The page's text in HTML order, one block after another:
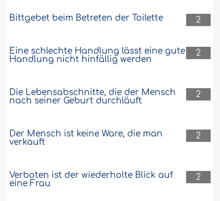
2
Bittgebet beim Betreten der Toilette
2
Eine schlechte Handlung lässt eine gute
Handlung nicht hinfällig werden
2
Die Lebensabschnitte, die der Mensch
nach seiner Geburt durchläuft
2
Der Mensch ist keine Ware, die man
verkauft
2
Verboten ist der wiederholte Blick auf
eine Frau